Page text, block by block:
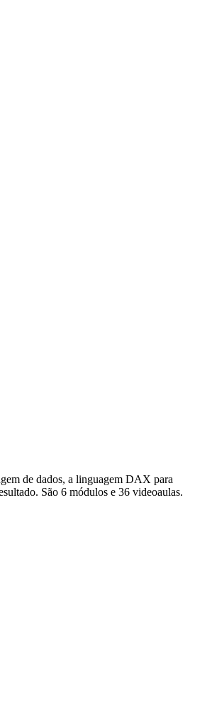
de dados, a linguagem DAX para
São 6 módulos e 36 videoaulas.